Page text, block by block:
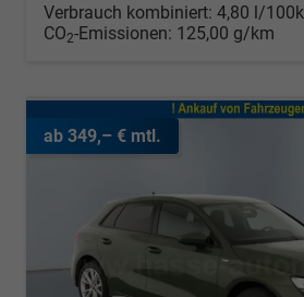
Verbrauch kombiniert: 4,80 l/
CO2-Emissionen: 125,00 g/km
ab 349,– € mtl.